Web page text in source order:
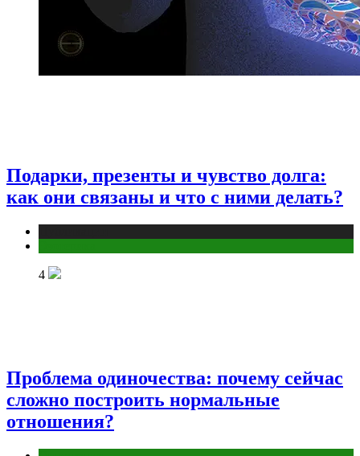
Подарки, презенты и чувство долга:
как они связаны и что с ними делать?
4
Проблема одиночества: почему сейчас
сложно построить нормальные
отношения?